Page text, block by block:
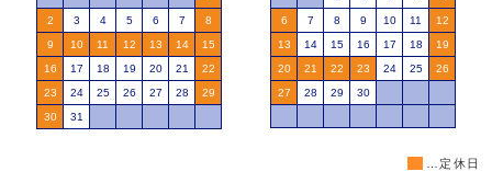
…定休日